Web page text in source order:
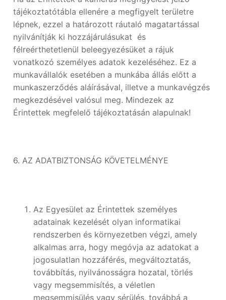
tájékoztatótábla ellenére a megfigyelt területre
lépnek, ezzel a határozott ráutaló magatartással
nyilvánítják ki hozzájárulásukat és
félreérthetetlenül beleegyezésüket a rájuk
vonatkozó személyes adatok kezeléséhez. Ez a
munkavállalók esetében a munkába állás előtt a
munkaszerződés aláírásával, illetve a munkavégzés
megkezdésével valósul meg. Mindezek az
Érintettek megfelelő tájékoztatásán alapulnak!
6. AZ ADATBIZTONSÁG KÖVETELMÉNYE
Az Egyesület az Érintettek személyes
adatainak kezelését olyan informatikai
rendszerben és környezetben végzi, amely
alkalmas arra, hogy megóvja az adatokat a
jogosulatlan hozzáférés, megváltoztatás,
továbbítás, nyilvánosságra hozatal, törlés
vagy megsemmisítés, a véletlen
megsemmisülés vagy sérülés, továbbá a